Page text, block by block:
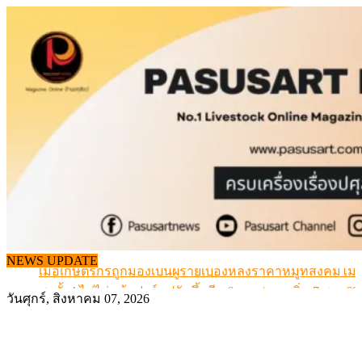
content
NEWS UPDATE
เมื่อเกษตรกรถูกมองเป็นผู้ร้ายเบื้องหลังราคาหมูที่สังคมไม่
สุดอั้น! ไข่ไก่หน้าฟาร์มปรับขึ้นอีก 6 บาท/แผง เริ่ม 7 ส.ค.69
ข้อมูลราคา สุกรมีชีวิตหน้าฟาร์ม พระที่ 6 สิงหาคม 2569
วันศุกร์, สิงหาคม 07, 2026